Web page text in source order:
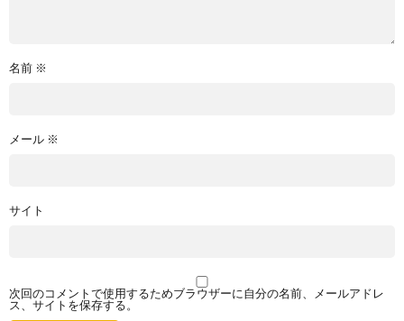
名前 ※
メール ※
サイト
次回のコメントで使用するためブラウザーに自分の名前、メールアドレ
ス、サイトを保存する。